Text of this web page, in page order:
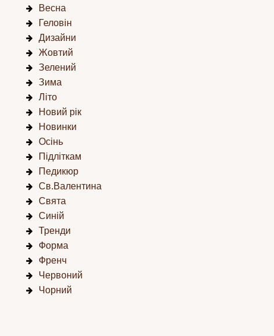
Весна
Геловін
Дизайни
Жовтий
Зелений
Зима
Літо
Новий рік
Новинки
Осінь
Підліткам
Педикюр
Св.Валентина
Свята
Синій
Тренди
Форма
Френч
Червоний
Чорний